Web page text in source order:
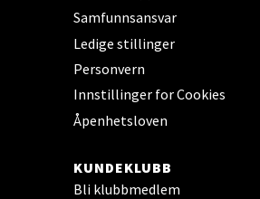
Samfunnsansvar
Ledige stillinger
Personvern
Innstillinger for Cookies
Åpenhetsloven
KUNDEKLUBB
Bli klubbmedlem